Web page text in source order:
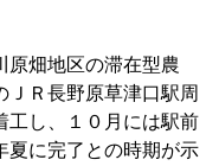
畑地区の滞在型農
ＪＲ長野原草津口駅周
工し、１０月には駅前
夏に完了との時期が示